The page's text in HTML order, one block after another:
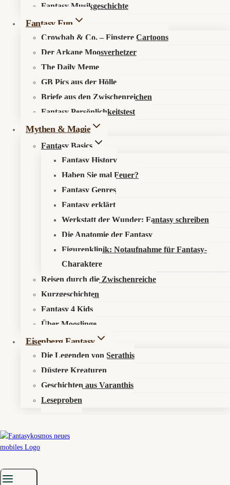
Fantasy Musikgeschichte
Fantasy Fun
Crowbah & Co. – Finstere Cartoons
Der Arkane Moosverhetzer
The Daily Meme
GB Pics aus der Hölle
Briefe aus den Zwischenreichen
Fantasy Persönlichkeitstest
Mythen & Magie
Fantasy Basics
Fantasy History
Haben Sie mal Feuer?
Fantasy Genres
Fantasy erklärt
Werkstatt der Wunder: Fantasy schreiben
Die Anatomie der Fantasy
Figurenklinik: Notaufnahme für Fantasy-
Charaktere
Reisen durch die Zwischenreiche
Kurzgeschichten
Fantasy 4 Kids
Über Mooslinge
Eisenberg Fantasy
Die Legenden von Serathis
Düstere Kreaturen
Geschichten aus Varanthis
Leseproben
Übungs-
und
Anime-
Kosmos entdecken
Über den Fantasykosmos
Unsere fantastischen Autoren
Recht & Ordnung
Datenschutzerklärung
Impressum
Sonst noch was?
Fantastisch werben
Newsletter
© 2026 Fantasykosmos
Untermenü
Umschalten